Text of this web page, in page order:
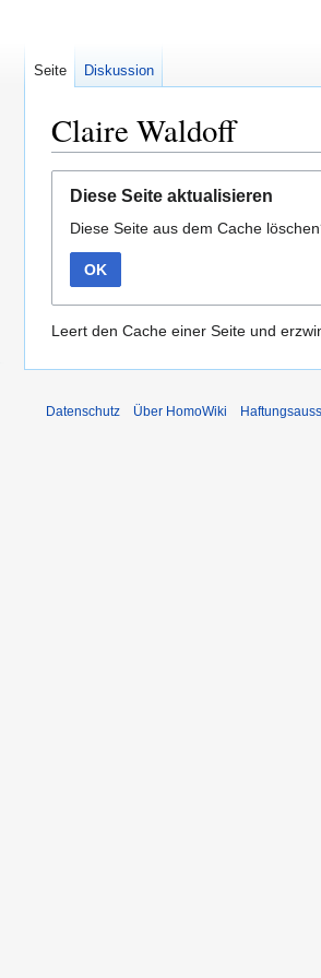
Claire Waldoff
Navigation
springen
Suche
springen
Diese Seite aktualisieren
Diese Seite aus dem Cache
OK
Leert den Cache einer Seite und
Seite Diskussion
Datenschutz Über HomoWiki